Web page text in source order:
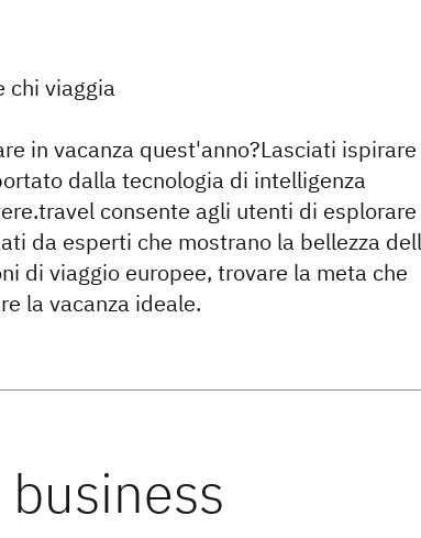
chi viaggia
in vacanza quest'anno?Lasciati
dalla tecnologia di intelligenza
consente agli utenti di esplorare
da esperti che mostrano la bellezza
di viaggio europee, trovare la meta che
la vacanza ideale.